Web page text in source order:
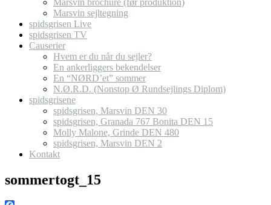
Marsvin brochure (før produktion)
Marsvin sejltegning
spidsgrisen Live
spidsgrisen TV
Causerier
Hvem er du når du sejler?
En ankerliggers bekendelser
En “NØRD’et” sommer
N.Ø.R.D. (Nonstop Ø Rundsejlings Diplom)
spidsgrisene
spidsgrisen, Marsvin DEN 30
spidsgrisen, Granada 767 Bonita DEN 15
Molly Malone, Grinde DEN 480
spidsgrisen, Marsvin DEN 2
Kontakt
sommertogt_15